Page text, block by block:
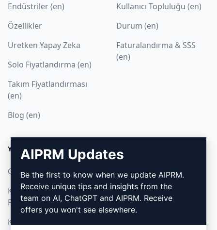
Endüstriler (en)
Özellikler
Üretken Yapay Zeka
Solo Fiyatlandırma (en)
Takım Fiyatlandırması
(en)
Blog (en)
Kullanıcı Topluluğu (en)
Durum (en)
Faturalandırma & SSS
(en)
YASAL
Gizlilik Politikası (en)
Kabul Edilebilir Kullanım
Politikası (en)
Kullanım Koşulları (en)
Nasıl kurulur
Google Chrome (en)
Microsoft Edge (en)
AIPRM Updates
Be the first to know when we update AIPRM.
Receive unique tips and insights from the
team on AI, ChatGPT and AIPRM. Receive
offers you won't see elsewhere.